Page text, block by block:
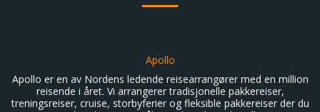
Apollo
Apollo er en av Nordens ledende reisearrangører med en million
reisende i året. Vi arrangerer tradisjonelle pakkereiser,
treningsreiser, cruise, storbyferier og fleksible pakkereiser der du